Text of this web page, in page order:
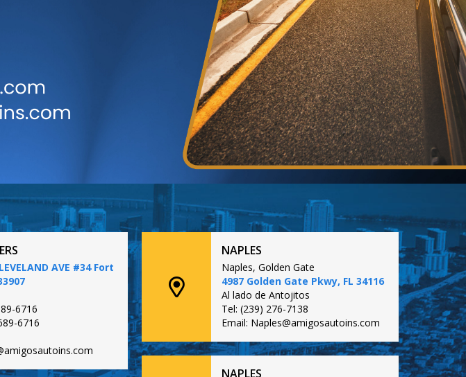
AVE #34 Fort
6716
6716
NAPLES
Naples, Golden Gate
4987 Golden Gate Pkwy, FL 34116
Al lado de Antojitos
Tel: (239) 276-7138
Email: Naples@amigosautoins.com
NAPLES